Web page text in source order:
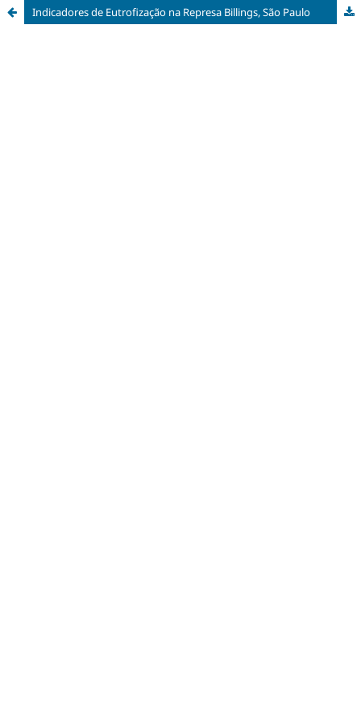
Indicadores de Eutrofização na Represa Billings, São Paulo